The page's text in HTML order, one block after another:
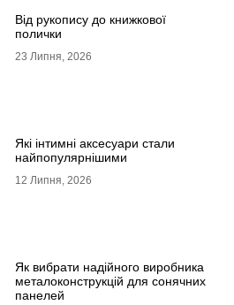
Від рукопису до книжкової
полички
23 Липня, 2026
Які інтимні аксесуари стали
найпопулярнішими
12 Липня, 2026
Як вибрати надійного виробника
металоконструкцій для сонячних
панелей